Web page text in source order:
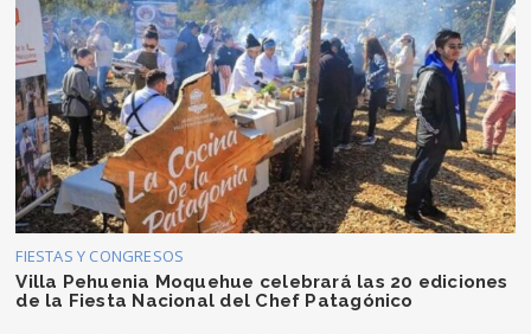
FIESTAS Y CONGRESOS
Villa Pehuenia Moquehue celebrará las 20 ediciones
de la Fiesta Nacional del Chef Patagónico